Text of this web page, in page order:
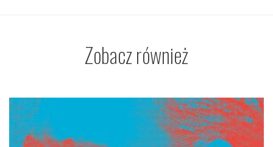
Zobacz również